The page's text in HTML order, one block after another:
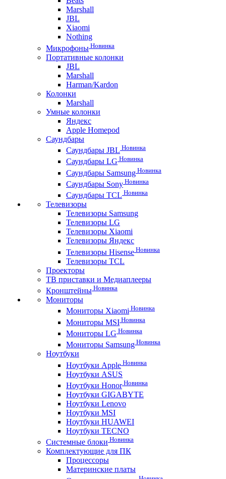
Marshall
JBL
Xiaomi
Nothing
Микрофоны Новинка
Портативные колонки
JBL
Marshall
Harman/Kardon
Колонки
Marshall
Умные колонки
Яндекс
Apple Homepod
Саундбары
Саундбары JBL Новинка
Саундбары LG Новинка
Саундбары Samsung Новинка
Саундбары Sony Новинка
Саундбары TCL Новинка
Телевизоры
Телевизоры Samsung
Телевизоры LG
Телевизоры Xiaomi
Телевизоры Яндекс
Телевизоры Hisense Новинка
Телевизоры TCL
Проекторы
ТВ приставки и Медиаплееры
Кронштейны Новинка
Мониторы
Мониторы Xiaomi Новинка
Мониторы MSI Новинка
Мониторы LG Новинка
Мониторы Samsung Новинка
Ноутбуки
Ноутбуки Apple Новинка
Ноутбуки ASUS
Ноутбуки HonorНовинка
Ноутбуки GIGABYTE
Ноутбуки Lenovo
Ноутбуки MSI
Ноутбуки HUAWEI
Ноутбуки TECNO
Системные блоки Новинка
Комплектующие для ПК
Процессоры
Материнские платы